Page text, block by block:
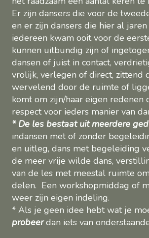
Er zijn dansers die voor de
en er zijn dansers die hier al
iedereen kwam ooit voor de
kunnen uitbundig zijn of
dansen of juist in contact,
vrolijk, verlegen of direct, zittend
wervelend door de ruimte of
komt om zijn/haar eigen redenen
respect voor ieders manier van
* De les bestaat uit meerdere
indansen met of zonder
en uitleg, dans met begeleiding
de meer vrije wilde dans,
van de les met meestal ruimte
delen. Een workshopmiddag of
weer zijn eigen indeling.
* Als je geen idee hebt wat je
probeerdan iets van